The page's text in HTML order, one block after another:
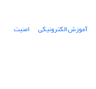
آموزش الکترونیکی امنیت